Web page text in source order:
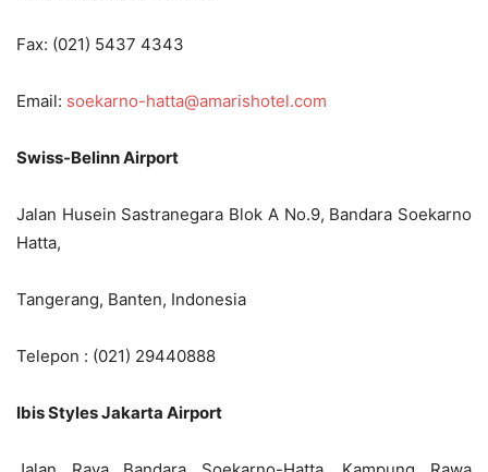
Fax: (021) 5437 4343
Email: soekarno-hatta@amarishotel.com
Swiss-Belinn Airport
Jalan Husein Sastranegara Blok A No.9, Bandara Soekarno
Hatta,
Tangerang, Banten, Indonesia
Telepon : (021) 29440888
Ibis Styles Jakarta Airport